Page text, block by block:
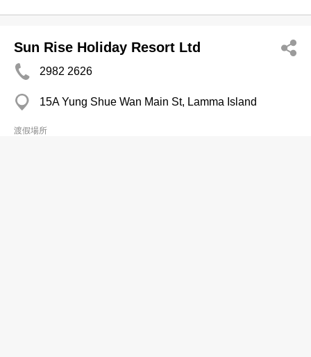
Sun Rise Holiday Resort Ltd
2982 2626
15A Yung Shue Wan Main St, Lamma Island
渡假場所